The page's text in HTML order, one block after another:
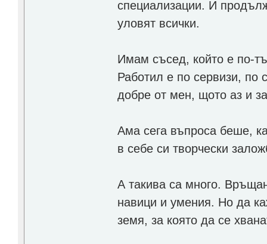
специализации. И
уловят всички.
Имам съсед, който е по-
Работил е по сервизи, по
добре от мен, щото аз и
Ама сега въпроса беше,
в себе си творчески
А такива са много.
навици и умения. Но да
земя, за която да се